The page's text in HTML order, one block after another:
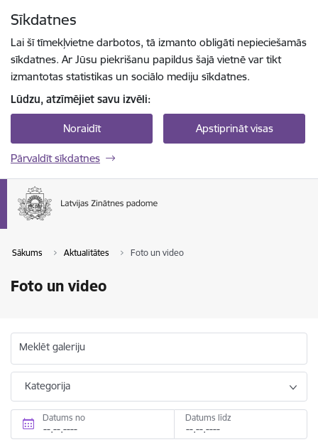
Sīkdatnes
Lai šī tīmekļvietne darbotos, tā izmanto obligāti nepieciešamās
sīkdatnes. Ar Jūsu piekrišanu papildus šajā vietnē var tikt
izmantotas statistikas un sociālo mediju sīkdatnes.
Lūdzu, atzīmējiet savu izvēli:
Noraidīt Apstiprināt visas
Pārvaldīt sīkdatnes
Sākums Aktualitātes Foto un video
Foto un video
Meklēt galeriju
Kategorija
Datums no Datums līdz